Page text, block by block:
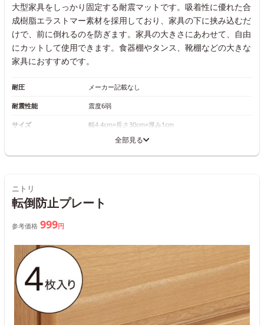
大型家具をしっかり固定する耐震マットです。吸着性に優れた合
成樹脂エラストマー素材を採用しており、家具の下に挟み込むだ
けで、前に倒れるのを防ぎます。家具の大きさにあわせて、自由
にカットして使用できます。食器棚やタンス、靴棚などの大きな
家具におすすめです。
耐圧 メーカー記載なし
耐震性能 震度6弱
サイズ 幅4.4cm×長さ30cm×厚み1cm
全部見る
ニトリ
転倒防止プレート
参考価格 999円